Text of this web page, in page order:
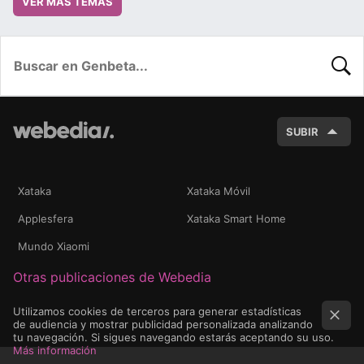
SUBIR
Xataka Xataka Móvil
Applesfera Xataka Smart Home
Mundo Xiaomi
Otras publicaciones de Webedia
Utilizamos cookies de terceros para generar estadísticas
de audiencia y mostrar publicidad personalizada analizando
tu navegación. Si sigues navegando estarás aceptando su uso.
Más información